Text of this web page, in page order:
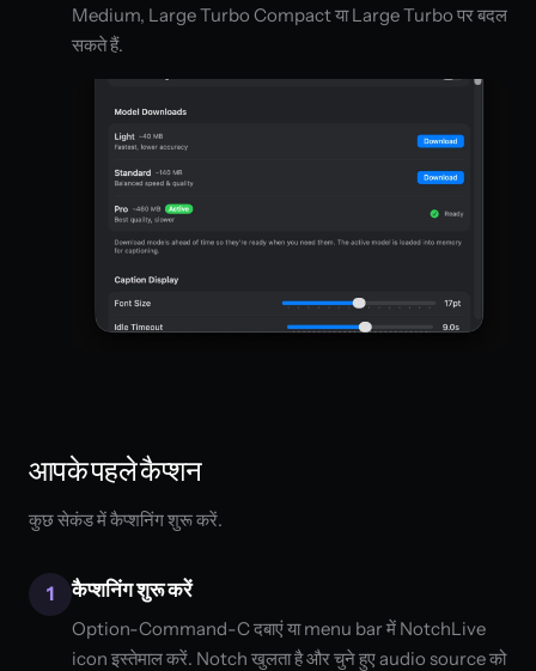
Medium, Large Turbo Compact या Large Turbo पर बदल
सकते हैं.
आपके पहले कैप्शन
कुछ सेकंड में कैप्शनिंग शुरू करें.
1 कैप्शनिंग शुरू करें
Option-Command-C दबाएं या menu bar में NotchLive
icon इस्तेमाल करें. Notch खुलता है और चुने हुए audio source को